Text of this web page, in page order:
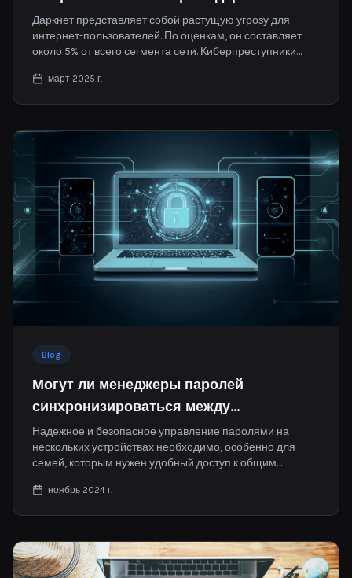
Даркнет представляет собой растущую угрозу для
интернет-пользователей. По оценкам, он составляет
около 5% от всего сегмента сети. Киберпреступники
украденными данными, подвергая частных лиц и
март 2025 г.
Blog
Могут ли менеджеры паролей
синхронизироваться между
устройствами?
Надежное и безопасное управление паролями на
нескольких устройствах необходимо, особенно для
семей, которым нужен удобный доступ к общим
позволяет каждому члену семьи безопасно хранить
ноябрь 2024 г.